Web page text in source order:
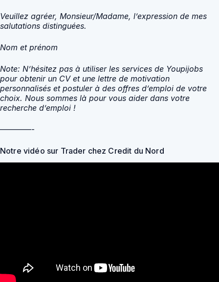
Veuillez agréer, Monsieur/Madame, l’expression de mes
salutations distinguées.
Nom et prénom
Note: N’hésitez pas à utiliser les services de Youpijobs
pour obtenir un CV et une lettre de motivation
personnalisés et postuler à des offres d’emploi de votre
choix. Nous sommes là pour vous aider dans votre
recherche d’emploi !
————-
Notre vidéo sur Trader chez Credit du Nord